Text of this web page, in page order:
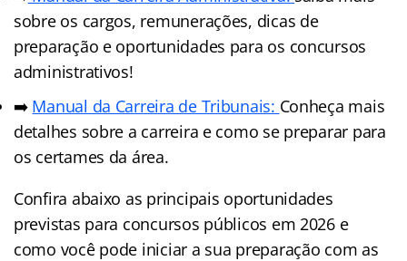
sobre os cargos, remunerações, dicas de
preparação e oportunidades para os concursos
administrativos!
➡️ Manual da Carreira de Tribunais: Conheça mais
detalhes sobre a carreira e como se preparar para
os certames da área.
Confira abaixo as principais oportunidades
previstas para concursos públicos em 2026 e
como você pode iniciar a sua preparação com as